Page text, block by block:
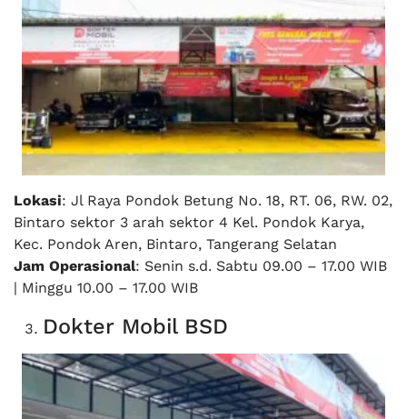
Lokasi: Jl Raya Pondok Betung No. 18, RT. 06, RW. 02,
Bintaro sektor 3 arah sektor 4 Kel. Pondok Karya,
Kec. Pondok Aren, Bintaro, Tangerang Selatan
Jam Operasional: Senin s.d. Sabtu 09.00 – 17.00 WIB
| Minggu 10.00 – 17.00 WIB
Dokter Mobil BSD